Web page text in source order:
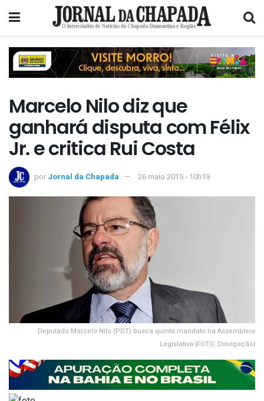
Marcelo Nilo diz que
ganhará disputa com Félix
Jr. e critica Rui Costa
por Jornal da Chapada 26 maio 2015 - 10h19
Deputado Marcelo Nilo (PDT) busca quinto mandato na Assembleia
Legislativa |FOTO: Divulgação|